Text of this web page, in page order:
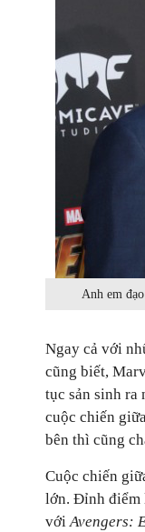
Anh em
Ngay cả với
cũng biết,
tục sản sinh
cuộc chiến
bên thì cũng
Cuộc chiến
lớn. Đỉnh điểm
vớiAvengers: